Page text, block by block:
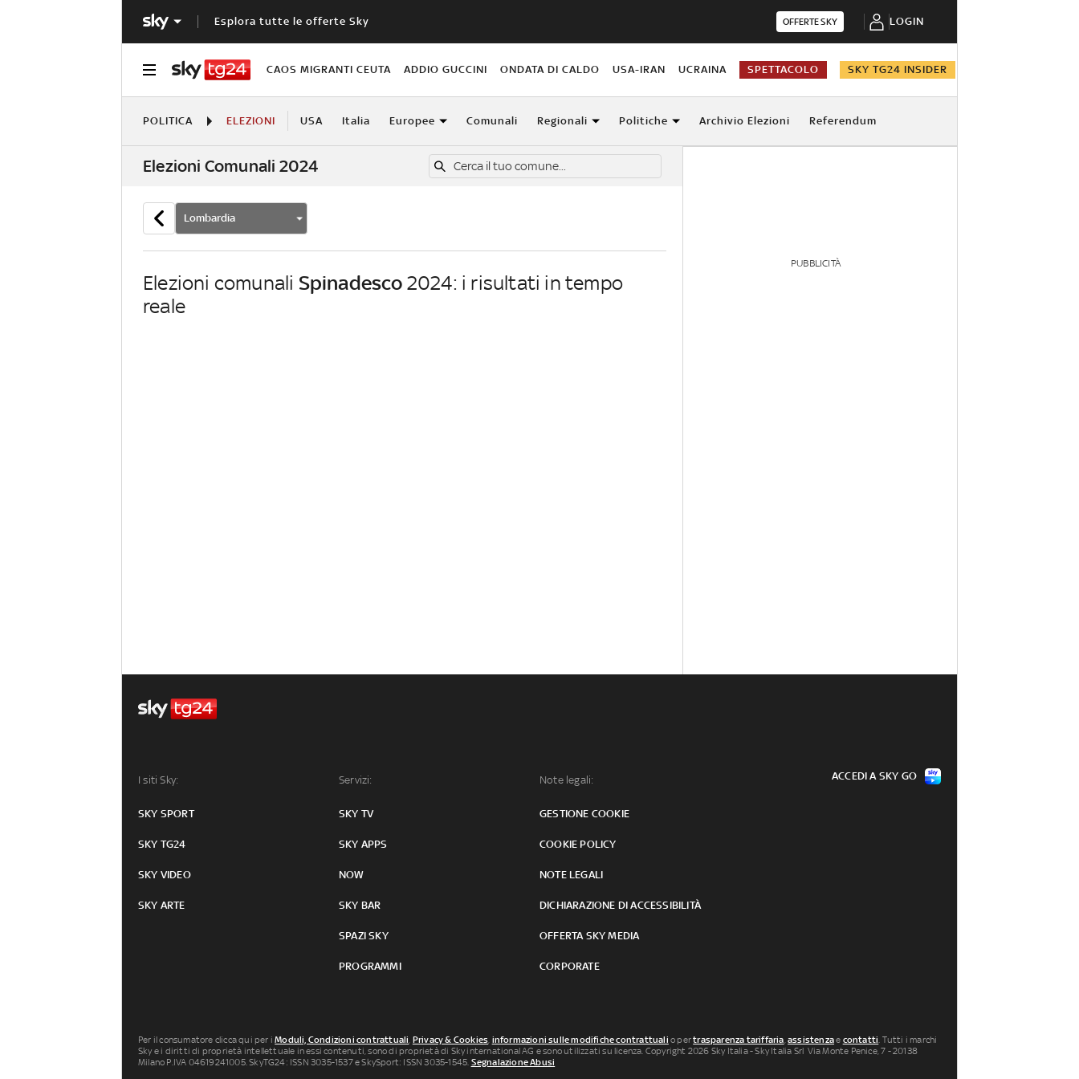
Esplora tutte le offerte Sky OFFERTE SKY LOGIN
CAOS MIGRANTI CEUTA ADDIO GUCCINI ONDATA DI CALDO USA-IRAN UCRAINA SPETTACOLO SKY TG24 INSIDER
POLITICA ELEZIONI USA Italia Europee Comunali Regionali Politiche Archivio Elezioni Referendum
Elezioni Comunali 2024
Lombardia
Elezioni comunali Spinadesco 2024: i risultati in tempo
reale
PUBBLICITÀ
I siti Sky:
SKY SPORT
SKY TG24
SKY VIDEO
SKY ARTE
Servizi:
SKY TV
SKY APPS
NOW
SKY BAR
SPAZI SKY
PROGRAMMI
Note legali:
GESTIONE COOKIE
COOKIE POLICY
NOTE LEGALI
DICHIARAZIONE DI ACCESSIBILITÀ
OFFERTA SKY MEDIA
CORPORATE
ACCEDI A SKY GO
Per il consumatore clicca qui per iModuli, Condizioni contrattuali, Privacy & Cookies, informazioni sulle modifiche contrattuali o pertrasparenza tariffaria,assistenzae contatti. Tutti i marchi
Sky e i diritti di proprietà intellettuale in essi contenuti, sono di proprietà di Sky international AG e sono utilizzati su licenza. Copyright 2026 Sky Italia - Sky Italia Srl Via Monte Penice, 7 - 20138
Milano P.IVA 04619241005. SkyTG24: ISSN 3035-1537 e SkySport: ISSN 3035-1545. Segnalazione Abusi